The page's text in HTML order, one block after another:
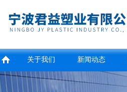
关于我们 新闻动态